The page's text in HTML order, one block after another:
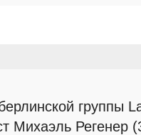
группы
Михаэль Регенер